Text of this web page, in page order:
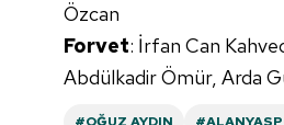
Özcan
Forvet: İrfan Can
Abdülkadir Ömür, Arda